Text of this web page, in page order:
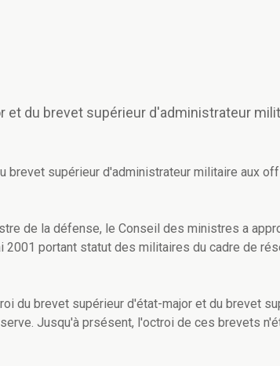
et du brevet supérieur d'administrateur
brevet supérieur d'administrateur militaire aux
de la défense, le Conseil des ministres a
2001 portant statut des militaires du cadre de
du brevet supérieur d'état-major et du brevet
Jusqu'à prsésent, l'octroi de ces brevets